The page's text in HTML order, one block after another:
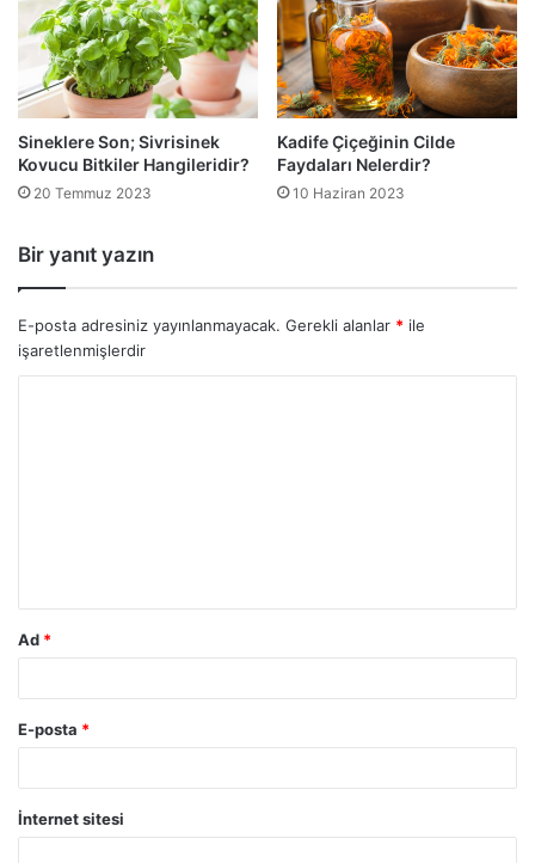
Sineklere Son; Sivrisinek
Kovucu Bitkiler Hangileridir?
20 Temmuz 2023
Kadife Çiçeğinin Cilde
Faydaları Nelerdir?
10 Haziran 2023
Bir yanıt yazın
E-posta adresiniz yayınlanmayacak. Gerekli alanlar * ile
işaretlenmişlerdir
Ad *
E-posta *
İnternet sitesi